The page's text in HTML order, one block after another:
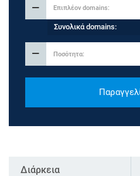
Συνολικά domains:
Διάρκεια